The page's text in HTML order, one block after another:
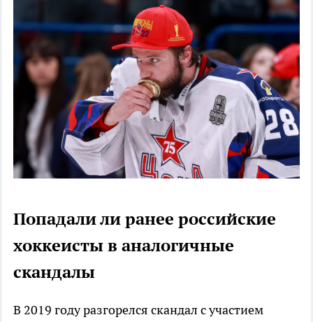
Попадали ли ранее российские
хоккеисты в аналогичные
скандалы
В 2019 году разгорелся скандал с участием